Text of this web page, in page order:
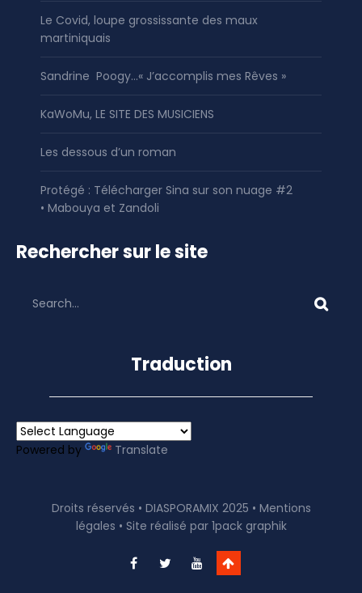
Le Covid, loupe grossissante des maux
martiniquais
Sandrine Poogy…« J’accomplis mes Rêves »
KaWoMu, LE SITE DES MUSICIENS
Les dessous d’un roman
Protégé : Télécharger Sina sur son nuage #2
• Mabouya et Zandoli
Rechercher sur le site
Traduction
Powered by Translate
Droits réservés • DIASPORAMIX 2025 • Mentions
légales • Site réalisé par 1pack graphik